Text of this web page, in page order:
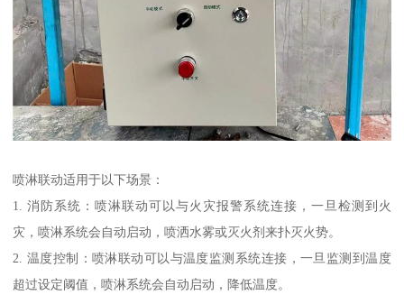
喷淋联动适用于以下场景：
1. 消防系统：喷淋联动可以与火灾报警系统连接，一旦检测到火
灾，喷淋系统会自动启动，喷洒水雾或灭火剂来扑灭火势。
2. 温度控制：喷淋联动可以与温度监测系统连接，一旦监测到温度
超过设定阈值，喷淋系统会自动启动，降低温度。